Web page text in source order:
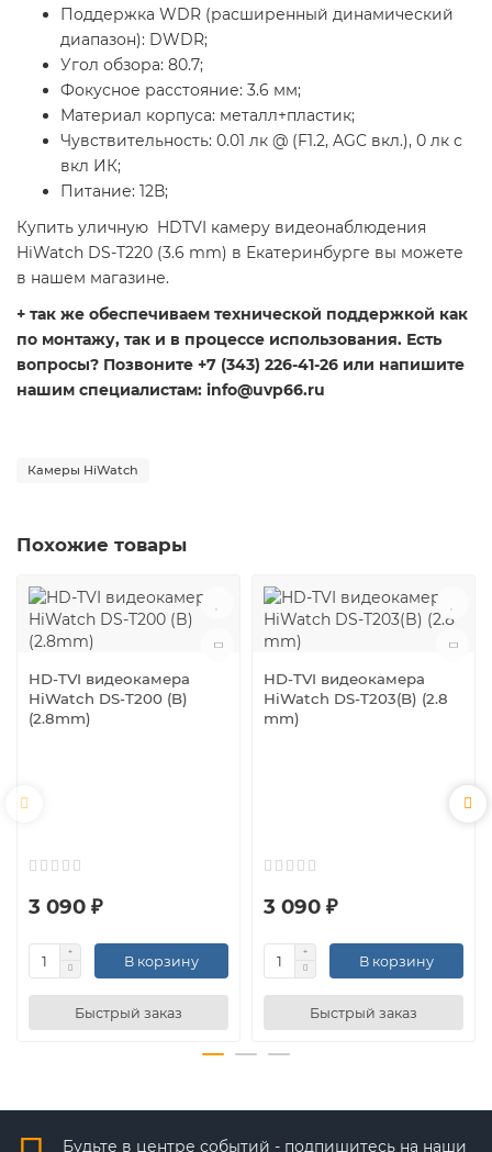
Поддержка WDR (расширенный динамический
диапазон): DWDR;
Угол обзора: 80.7;
Фокусное расстояние: 3.6 мм;
Материал корпуса: металл+пластик;
Чувствительность: 0.01 лк @ (F1.2, AGC вкл.), 0 лк с
вкл ИК;
Питание: 12В;
Купить уличную HDTVI камеру видеонаблюдения
HiWatch DS-T220 (3.6 mm) в Екатеринбурге вы можете
в нашем магазине.
+ так же обеспечиваем технической поддержкой как
по монтажу, так и в процессе использования. Есть
вопросы? Позвоните +7 (343) 226-41-26 или напишите
нашим специалистам: info@uvp66.ru
Камеры HiWatch
Похожие товары
HD-TVI видеокамера
HiWatch DS-T200 (B)
(2.8mm)
3 090 ₽
В корзину
Быстрый заказ
HD-TVI видеокамера
HiWatch DS-T203(B) (2.8
mm)
3 090 ₽
В корзину
Быстрый заказ
Будьте в центре событий - подпишитесь на наши